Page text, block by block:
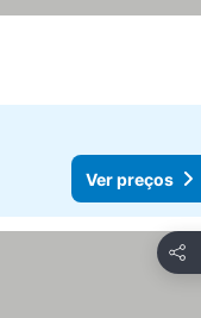
Ver preços